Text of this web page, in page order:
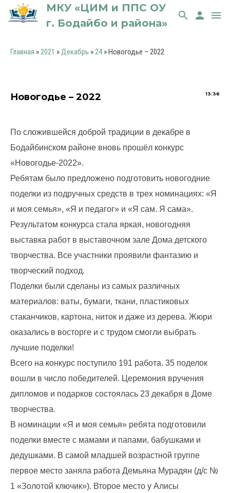
МКУ «ЦИМ и ППС ОУ
г. Бодайбо и района»
search person menu
Главная »2021 »Декабрь »24» Новогодье – 2022
13:36
Новогодье – 2022
По сложившейся доброй традиции в декабре в
Бодайбинском районе вновь прошёл конкурс
«Новогодье-2022».
Ребятам было предложено подготовить новогодние
поделки из подручных средств в трех номинациях: «Я
и моя семья», «Я и педагог» и «Я сам. Я сама».
Результатом конкурса стала яркая, новогодняя
выставка работ в выставочном зале Дома детского
творчества. Все участники проявили фантазию и
творческий подход.
Поделки были сделаны из самых различных
материалов: ваты, бумаги, ткани, пластиковых
стаканчиков, картона, ниток и даже из дерева. Жюри
оказались в восторге и с трудом смогли выбрать
лучшие поделки!
Всего на конкурс поступило 191 работа. 35 поделок
вошли в число победителей. Церемония вручения
дипломов и подарков состоялась 23 декабря в Доме
творчества.
В номинации «Я и моя семья» ребята подготовили
поделки вместе с мамами и папами, бабушками и
дедушками. В самой младшей возрастной группе
первое место заняла работа Демьяна Мурадян (д/с №
1 «Золотой ключик»). Второе место у Алисы